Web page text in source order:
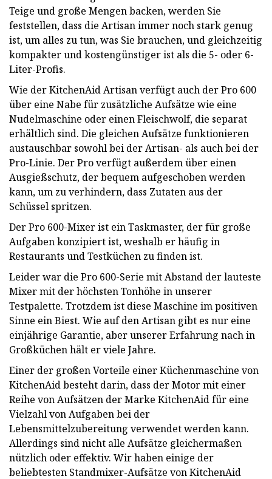
Teige und große Mengen backen, werden Sie
feststellen, dass die Artisan immer noch stark genug
ist, um alles zu tun, was Sie brauchen, und gleichzeitig
kompakter und kostengünstiger ist als die 5- oder 6-
Liter-Profis.
Wie der KitchenAid Artisan verfügt auch der Pro 600
über eine Nabe für zusätzliche Aufsätze wie eine
Nudelmaschine oder einen Fleischwolf, die separat
erhältlich sind. Die gleichen Aufsätze funktionieren
austauschbar sowohl bei der Artisan- als auch bei der
Pro-Linie. Der Pro verfügt außerdem über einen
Ausgießschutz, der bequem aufgeschoben werden
kann, um zu verhindern, dass Zutaten aus der
Schüssel spritzen.
Der Pro 600-Mixer ist ein Taskmaster, der für große
Aufgaben konzipiert ist, weshalb er häufig in
Restaurants und Testküchen zu finden ist.
Leider war die Pro 600-Serie mit Abstand der lauteste
Mixer mit der höchsten Tonhöhe in unserer
Testpalette. Trotzdem ist diese Maschine im positiven
Sinne ein Biest. Wie auf den Artisan gibt es nur eine
einjährige Garantie, aber unserer Erfahrung nach in
Großküchen hält er viele Jahre.
Einer der großen Vorteile einer Küchenmaschine von
KitchenAid besteht darin, dass der Motor mit einer
Reihe von Aufsätzen der Marke KitchenAid für eine
Vielzahl von Aufgaben bei der
Lebensmittelzubereitung verwendet werden kann.
Allerdings sind nicht alle Aufsätze gleichermaßen
nützlich oder effektiv. Wir haben einige der
beliebtesten Standmixer-Aufsätze von KitchenAid